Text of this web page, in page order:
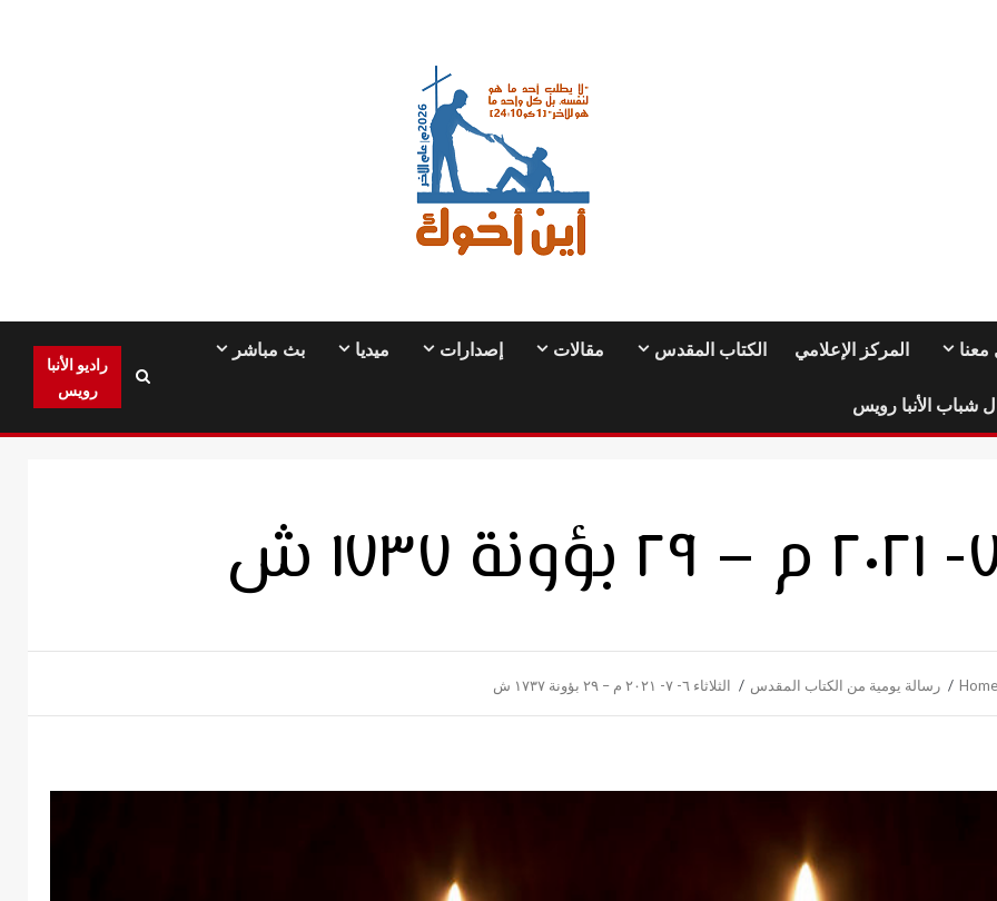
المركز الإعلامي الكتاب المقدس مقالات إصدارات ميديا بث مباشر
شباب الأنبا رويس
راديو الأنبا
رويس
Home رسالة يومية من الكتاب المقدس الثلاثاء ٦- ٧- ٢٠٢١ م – ٢٩ بؤونة ١٧٣٧ ش